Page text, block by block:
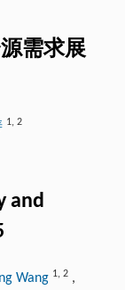
需求展
1, 2
and
Wang 1, 2,